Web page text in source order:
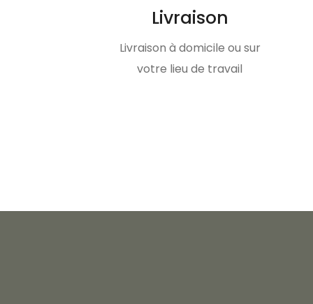
Livraison
Livraison à domicile ou sur
votre lieu de travail